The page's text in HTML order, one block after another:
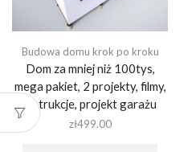
Budowa domu krok po kroku
Dom za mniej niż 100tys,
mega pakiet, 2 projekty, filmy,
instrukcje, projekt garażu
zł499.00